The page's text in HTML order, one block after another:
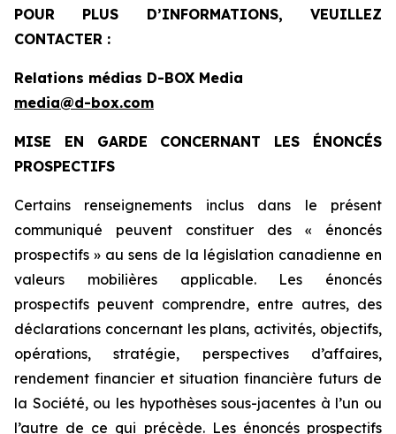
POUR PLUS D’INFORMATIONS, VEUILLEZ
CONTACTER :
Relations médias D-BOX Media
media@d-box.com
MISE EN GARDE CONCERNANT LES ÉNONCÉS
PROSPECTIFS
Certains renseignements inclus dans le présent
communiqué peuvent constituer des « énoncés
prospectifs » au sens de la législation canadienne en
valeurs mobilières applicable. Les énoncés
prospectifs peuvent comprendre, entre autres, des
déclarations concernant les plans, activités, objectifs,
opérations, stratégie, perspectives d’affaires,
rendement financier et situation financière futurs de
la Société, ou les hypothèses sous-jacentes à l’un ou
l’autre de ce qui précède. Les énoncés prospectifs